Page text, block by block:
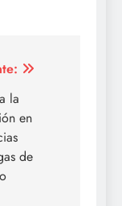
la
en
de